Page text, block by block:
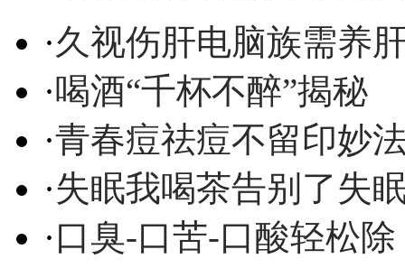
·久视伤肝电脑族需养
·喝酒“千杯不醉”揭秘
·青春痘祛痘不留印妙
·失眠我喝茶告别了失
·口臭-口苦-口酸轻松除